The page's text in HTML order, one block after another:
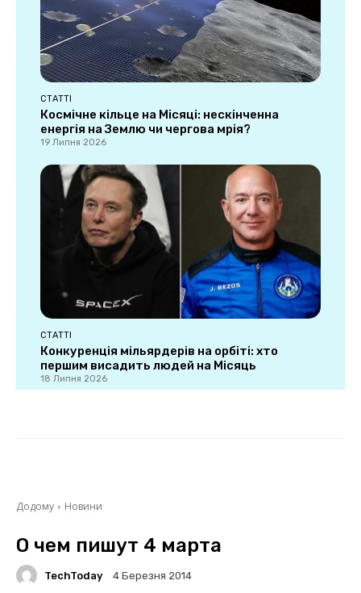
СТАТТІ
Космічне кільце на Місяці: нескінченна
енергія на Землю чи чергова мрія?
19 Липня 2026
СТАТТІ
Конкуренція мільярдерів на орбіті: хто
першим висадить людей на Місяць
18 Липня 2026